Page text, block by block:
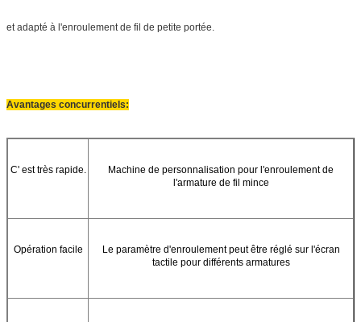
et adapté à l'enroulement de fil de petite portée.
Avantages concurrentiels:
C' est très rapide.
Machine de personnalisation pour l'enroulement de
l'armature de fil mince
Opération facile
Le paramètre d'enroulement peut être réglé sur l'écran
tactile pour différents armatures